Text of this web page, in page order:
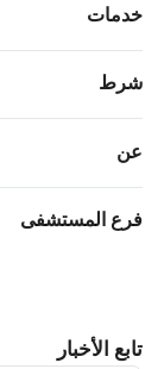
خدمات
شرط
عن
فرع المستشفى
تابع الأخبار